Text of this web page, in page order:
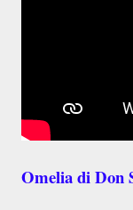
Omelia di Don